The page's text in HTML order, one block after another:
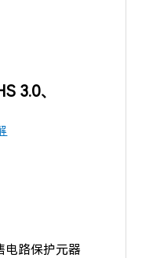
3.0、
电路保护元器